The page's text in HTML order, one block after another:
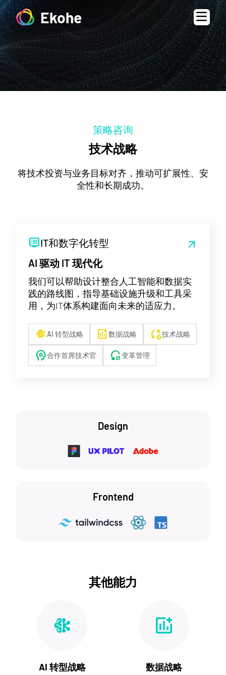
Ekohe
策略咨询
技术战略
将技术投资与业务目标对齐，推动可扩展性、安
全性和长期成功。
dvrIT和数字化转型 arrow_outward
AI 驱动 IT 现代化
我们可以帮助设计整合人工智能和数据实
践的路线图，指导基础设施升级和工具采
用，为IT体系构建面向未来的适应力。
network_intel_nodeAI 转型战略 add_chart数据战略 rule_settings技术战略
psychology合作首席技术官 reset_settings变革管理
Design
Frontend
其他能力
AI 转型战略
数据战略